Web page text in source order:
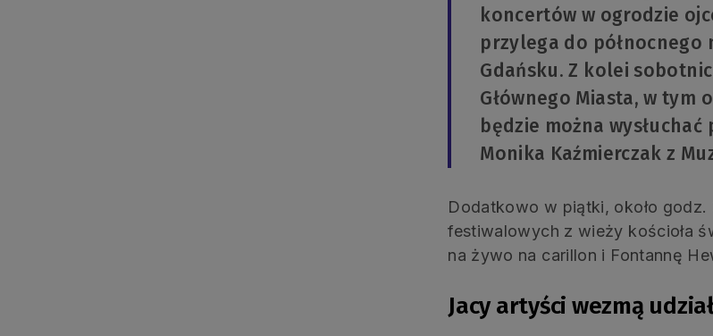
koncertów w ogrodzie
przylega do północnego
Gdańsku. Z kolei
Głównego Miasta, w tym
będzie można
Monika Kaźmierczak z
Dodatkowo w piątki, około
festiwalowych z wieży kościoła
na żywo na carillon i Fontannę
Jacy artyści wezmą